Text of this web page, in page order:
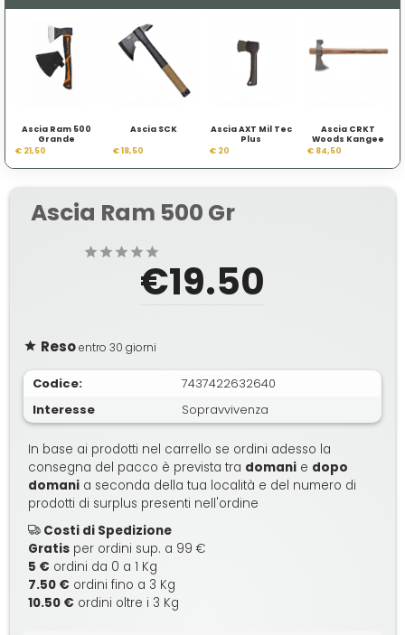
Ascia Ram 500
Grande
€ 21,50
Ascia SCK
€ 18,50
Ascia AXT Mil Tec
Plus
€ 20
Ascia CRKT
Woods Kangee
€ 84,50
Ascia Ram 500 Gr
€19.50
Resoentro 30 giorni
Codice:
7437422632640
Interesse
Sopravvivenza
In base ai prodotti nel carrello se ordini adesso la
consegna del pacco è prevista tra domani e dopo
domani a seconda della tua località e del numero di
prodotti di surplus presenti nell'ordine
Costi di Spedizione
Gratis per ordini sup. a 99 €
5 € ordini da 0 a 1 Kg
7.50 € ordini fino a 3 Kg
10.50 € ordini oltre i 3 Kg